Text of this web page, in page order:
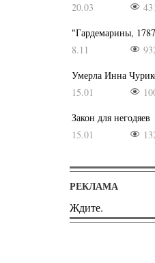
20.03
"Гардемарины,
8.11
Умерла Инна
15.01
Закон для негодяев
15.01
РЕКЛАМА
Ждите.